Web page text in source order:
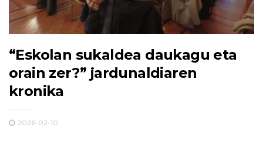
“Eskolan sukaldea daukagu eta
orain zer?” jardunaldiaren
kronika
2026-02-10